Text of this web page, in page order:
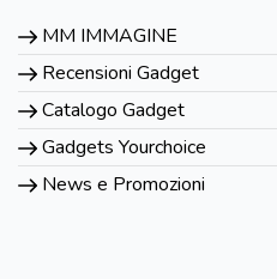
MM IMMAGINE
Recensioni Gadget
Catalogo Gadget
Gadgets Yourchoice
News e Promozioni